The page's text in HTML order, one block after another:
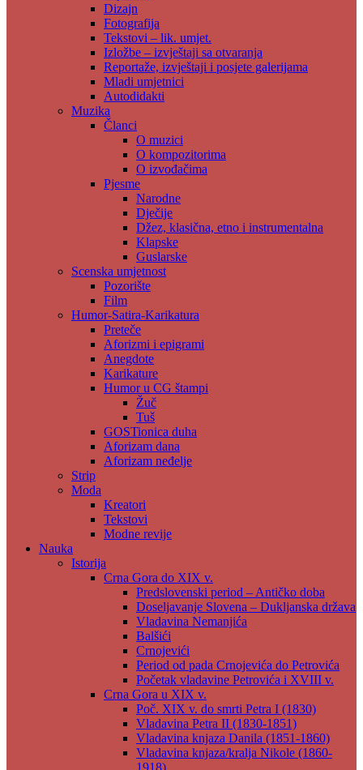
Dizajn
Fotografija
Tekstovi – lik. umjet.
Izložbe – izvještaji sa otvaranja
Reportaže, izvještaji i posjete galerijama
Mladi umjetnici
Autodidakti
Muzika
Članci
O muzici
O kompozitorima
O izvođačima
Pjesme
Narodne
Dječije
Džez, klasična, etno i instrumentalna
Klapske
Guslarske
Scenska umjetnost
Pozorište
Film
Humor-Satira-Karikatura
Preteče
Aforizmi i epigrami
Anegdote
Karikature
Humor u CG štampi
Žuč
Tuš
GOSTionica duha
Aforizam dana
Aforizam neđelje
Strip
Moda
Kreatori
Tekstovi
Modne revije
Nauka
Istorija
Crna Gora do XIX v.
Predslovenski period – Antičko doba
Doseljavanje Slovena – Dukljanska država
Vladavina Nemanjića
Balšići
Crnojevići
Period od pada Crnojevića do Petrovića
Početak vladavine Petrovića i XVIII v.
Crna Gora u XIX v.
Poč. XIX v. do smrti Petra I (1830)
Vladavina Petra II (1830-1851)
Vladavina knjaza Danila (1851-1860)
Vladavina knjaza/kralja Nikole (1860-
1918)